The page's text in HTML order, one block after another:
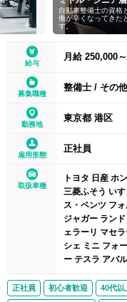
自動車整備士の資格
働が辛くなってきた
す。
給与
月給 250,000
募集職種
整備士 / その他
勤務地
東京都 港区
雇用形態
正社員
取扱車種
トヨタ 日産 ホ
三菱ふそう い
ス・ベンツ フ
ジャガー ラン
ェラーリ マセ
シェ ミニ フォ
ー テスラ アバ
正社員 初心者歓迎 40代以